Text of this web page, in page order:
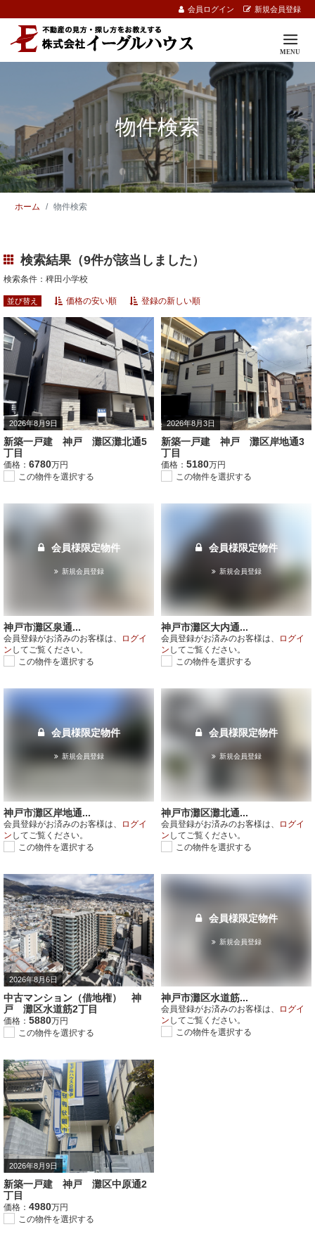
会員ログイン 新規会員登録
物件検索
ホーム 物件検索
検索結果（9件が該当しました）
検索条件：稗田小学校
並び替え 価格の安い順 登録の新しい順
2026年8月9日
新築一戸建 神戸 灘区灘北通5
丁目
価格： 6780万円
この物件を選択する
2026年8月3日
新築一戸建 神戸 灘区岸地通3
丁目
価格： 5180万円
この物件を選択する
会員様限定物件
新規会員登録
神戸市灘区泉通...
会員登録がお済みのお客様は、
ログイ
ン してご覧ください。
この物件を選択する
会員様限定物件
新規会員登録
神戸市灘区大内通...
会員登録がお済みのお客様は、
ログイ
ン してご覧ください。
この物件を選択する
会員様限定物件
新規会員登録
神戸市灘区岸地通...
会員登録がお済みのお客様は、
ログイ
ン してご覧ください。
この物件を選択する
会員様限定物件
新規会員登録
神戸市灘区灘北通...
会員登録がお済みのお客様は、
ログイ
ン してご覧ください。
この物件を選択する
2026年8月6日
中古マンション（借地権） 神
戸 灘区水道筋2丁目
価格： 5880万円
この物件を選択する
会員様限定物件
新規会員登録
神戸市灘区水道筋...
会員登録がお済みのお客様は、
ログイ
ン してご覧ください。
この物件を選択する
2026年8月9日
新築一戸建 神戸 灘区中原通2
丁目
価格： 4980万円
この物件を選択する